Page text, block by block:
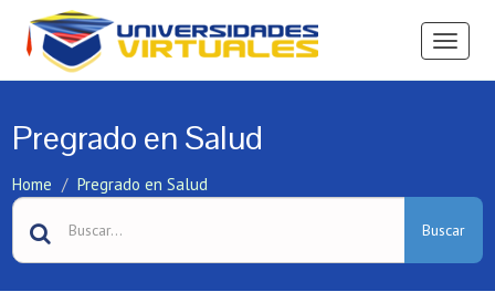
Ver
Pregrado en Salud
Home Pregrado en Salud
Buscar